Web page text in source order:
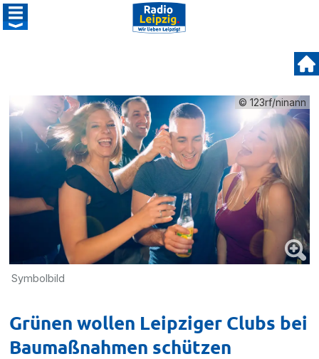
© 123rf/ninann
Symbolbild
Grünen wollen Leipziger Clubs bei
Baumaßnahmen schützen